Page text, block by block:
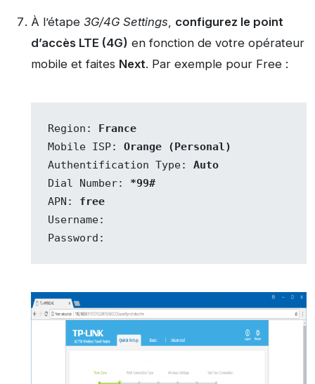
À l’étape 3G/4G Settings, configurez le point
d’accès LTE (4G) en fonction de votre opérateur
mobile et faites Next. Par exemple pour Free :
Region: France
Mobile ISP: Orange (Personal)
Authentification Type: Auto
Dial Number: *99#
APN: free
Username:
Password: